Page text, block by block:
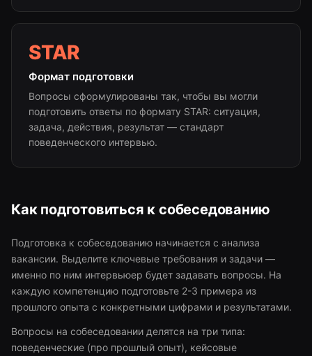
STAR
Формат подготовки
Вопросы сформулированы так, чтобы вы могли
подготовить ответы по формату STAR: ситуация,
задача, действия, результат — стандарт
поведенческого интервью.
Как подготовиться к собеседованию
Подготовка к собеседованию начинается с анализа
вакансии. Выделите ключевые требования и задачи —
именно по ним интервьюер будет задавать вопросы. На
каждую компетенцию подготовьте 2-3 примера из
прошлого опыта с конкретными цифрами и результатами.
Вопросы на собеседовании делятся на три типа:
поведенческие (про прошлый опыт), кейсовые